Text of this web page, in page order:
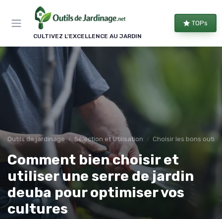
CULTIVEZ L'EXCELLENCE AU JARDIN
TOPs
Outils de jardinage Sélection et Utilisation Choisir les bons outils
Comment bien choisir et
utiliser une serre de jardin
deuba pour optimiser vos
cultures
Panneau de gestion des cookies